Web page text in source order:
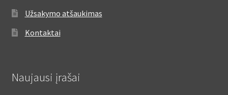
Užsakymo atšaukimas
Kontaktai
Naujausi įrašai